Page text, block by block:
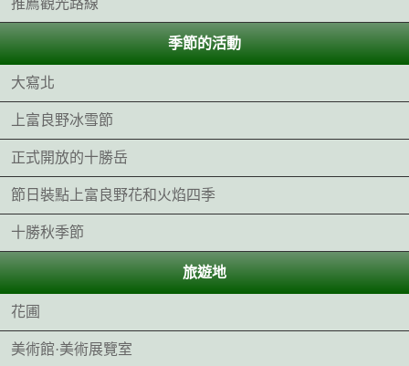
季節的活動
大寫北
上富良野冰雪節
正式開放的十勝岳
節日裝點上富良野花和火焰四季
十勝秋季節
旅遊地
花圃
美術館·美術展覽室